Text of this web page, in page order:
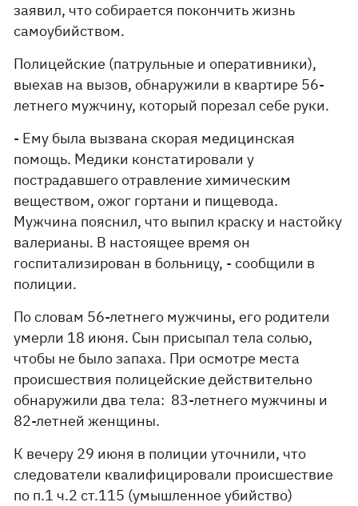
заявил, что собирается покончить жизнь
самоубийством.
Полицейские (патрульные и оперативники),
выехав на вызов, обнаружили в квартире 56-
летнего мужчину, который порезал себе руки.
- Ему была вызвана скорая медицинская
помощь. Медики констатировали у
пострадавшего отравление химическим
веществом, ожог гортани и пищевода.
Мужчина пояснил, что выпил краску и настойку
валерианы. В настоящее время он
госпитализирован в больницу, - сообщили в
полиции.
По словам 56-летнего мужчины, его родители
умерли 18 июня. Сын присыпал тела солью,
чтобы не было запаха. При осмотре места
происшествия полицейские действительно
обнаружили два тела: 83-летнего мужчины и
82-летней женщины.
К вечеру 29 июня в полиции уточнили, что
следователи квалифицировали происшествие
по п.1 ч.2 ст.115 (умышленное убийство)